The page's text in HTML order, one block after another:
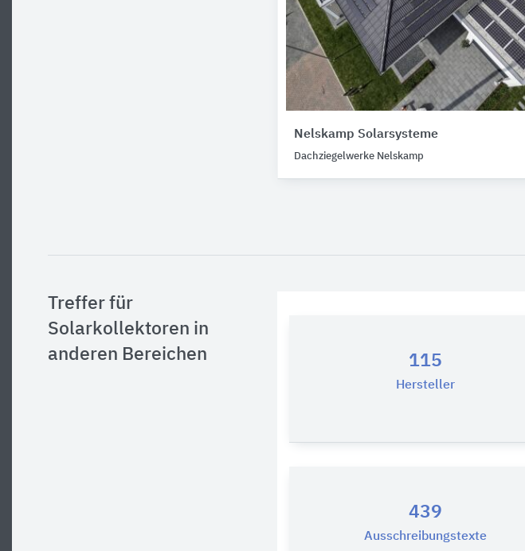
Nelskamp Solarsysteme
Dachziegelwerke Nelskamp
Treffer für
Solarkollektoren in
anderen Bereichen
115
Hersteller
439
Ausschreibungstexte